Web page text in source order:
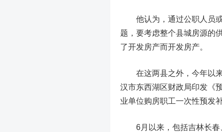
他认为，通过公职人员或
题，要考虑整个县城房源的
了开发房产而开发房产。
在这两县之外，今年以来
汉市东西湖区财政局印发《
业单位购房职工一次性预发
6月以来，包括吉林长春